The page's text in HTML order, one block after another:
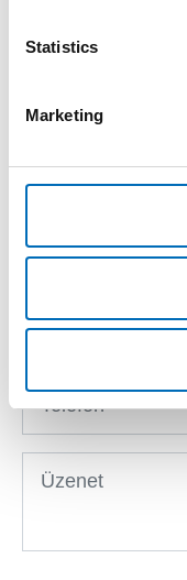
Statistics
Marketing